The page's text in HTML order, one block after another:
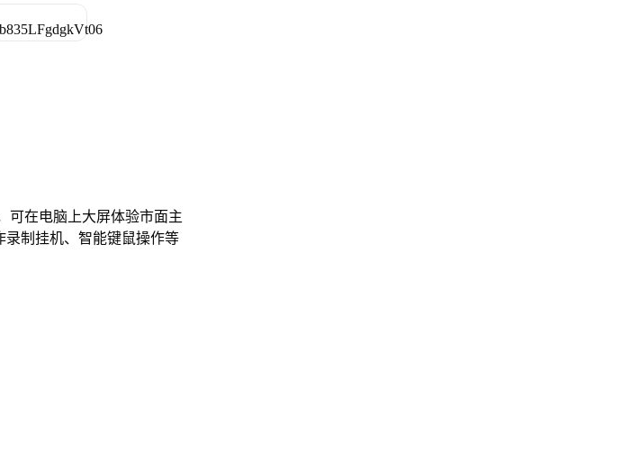
可在电脑上大屏体验市面主
录制挂机、智能键鼠操作等